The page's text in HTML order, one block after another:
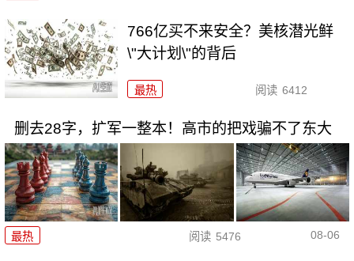
766亿买不来安全？美核潜光鲜
\"大计划\"的背后
最热 阅读 6412
删去28字，扩军一整本！高市的把戏骗不了东大
最热 阅读 5476 08-06